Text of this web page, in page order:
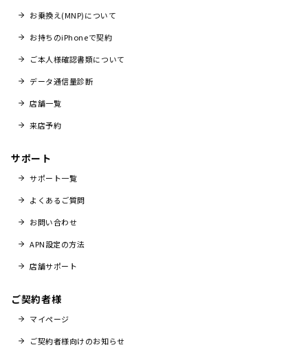
お乗換え(MNP)について
お持ちのiPhoneで契約
ご本人様確認書類について
データ通信量診断
店舗一覧
来店予約
サポート
サポート一覧
よくあるご質問
お問い合わせ
APN設定の方法
店舗サポート
ご契約者様
マイページ
ご契約者様向けのお知らせ